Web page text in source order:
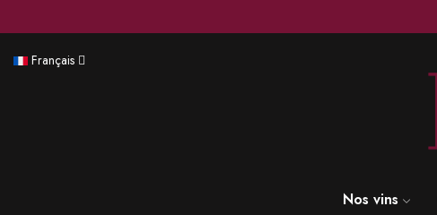
Français
Nos vins